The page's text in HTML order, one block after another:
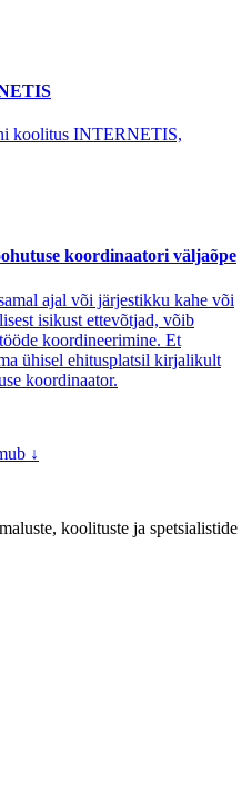
koolitus INTERNETIS,
koordinaatori väljaõpe
ajal või järjestikku kahe või
isikust ettevõtjad, võib
koordineerimine. Et
ühisel ehitusplatsil kirjalikult
koordinaator.
↓
koolituste ja spetsialistide